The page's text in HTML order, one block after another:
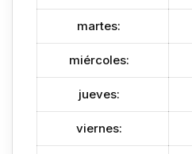
martes:
miércoles:
jueves:
viernes: